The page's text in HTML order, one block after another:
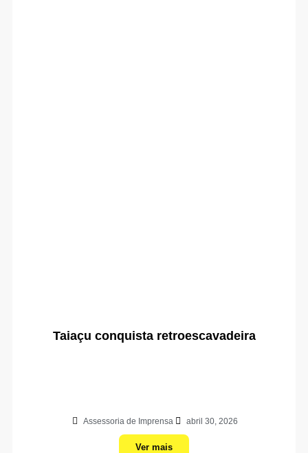
Taiaçu conquista retroescavadeira
Assessoria de Imprensa abril 30, 2026
Ver mais